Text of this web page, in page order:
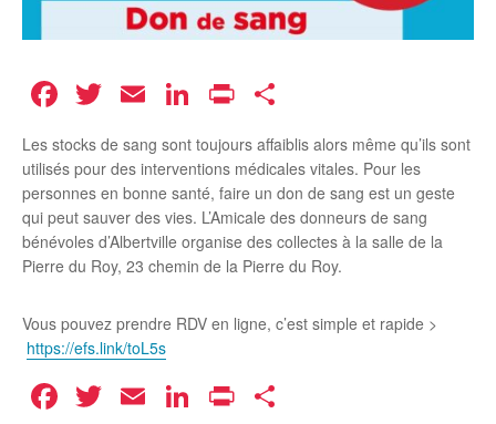
Facebook
Twitter
EmailLinkedIn
Print
Les stocks de sang sont toujours affaiblis alors même qu’ils sont
utilisés pour des interventions médicales vitales. Pour les
personnes en bonne santé, faire un don de sang est un geste
qui peut sauver des vies. L’Amicale des donneurs de sang
bénévoles d’Albertville organise des collectes à la salle de la
Pierre du Roy, 23 chemin de la Pierre du Roy.
Vous pouvez prendre RDV en ligne, c’est simple et rapide >
https://efs.link/toL5s
Facebook
Twitter
EmailLinkedIn
Print